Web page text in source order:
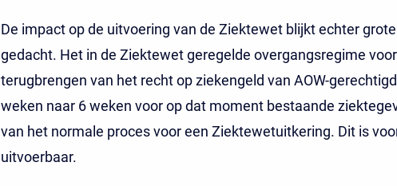
De impact op de uitvoering van de Ziektewet blijkt echter
gedacht. Het in de Ziektewet geregelde overgangsregime
terugbrengen van het recht op ziekengeld van AOW-
weken naar 6 weken voor op dat moment bestaande
van het normale proces voor een Ziektewetuitkering. Dit is
uitvoerbaar.